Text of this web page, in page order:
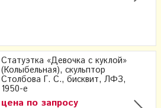
Статуэтка «Девочка с куклой»
(Колыбельная), скульптор
Столбова Г. С., бисквит, ЛФЗ,
1950-е
цена по запросу